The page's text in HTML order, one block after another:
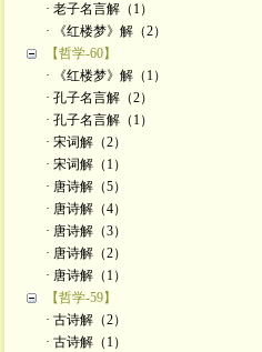
· 老子名言解（1）
· 《红楼梦》解（2）
【哲学-60】
· 《红楼梦》解（1）
· 孔子名言解（2）
· 孔子名言解（1）
· 宋词解（2）
· 宋词解（1）
· 唐诗解（5）
· 唐诗解（4）
· 唐诗解（3）
· 唐诗解（2）
· 唐诗解（1）
【哲学-59】
· 古诗解（2）
· 古诗解（1）